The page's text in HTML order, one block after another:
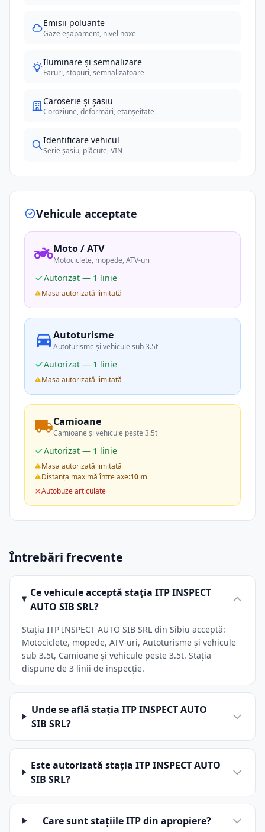
Emisii poluante
Gaze eșapament, nivel noxe
Iluminare și semnalizare
Faruri, stopuri, semnalizatoare
Caroserie și șasiu
Coroziune, deformări, etanșeitate
Identificare vehicul
Serie șasiu, plăcuțe, VIN
Vehicule acceptate
Moto / ATV
Motociclete, mopede, ATV-uri
Autorizat — 1 linie
Masa autorizată limitată
Autoturisme
Autoturisme și vehicule sub 3.5t
Autorizat — 1 linie
Masa autorizată limitată
Camioane
Camioane și vehicule peste 3.5t
Autorizat — 1 linie
Masa autorizată limitată
Distanța maximă între axe:10 m
Autobuze articulate
Întrebări frecvente
Ce vehicule acceptă stația ITP INSPECT
AUTO SIB SRL?
Stația ITP INSPECT AUTO SIB SRL din Sibiu acceptă:
Motociclete, mopede, ATV-uri, Autoturisme și vehicule
sub 3.5t, Camioane și vehicule peste 3.5t. Stația
dispune de 3 linii de inspecție.
Unde se află stația ITP INSPECT AUTO
SIB SRL?
Este autorizată stația ITP INSPECT AUTO
SIB SRL?
Care sunt stațiile ITP din apropiere?